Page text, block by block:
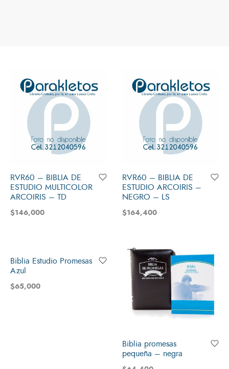
RVR60 – BIBLIA DE
ESTUDIO MULTICOLOR
ARCOIRIS – TD
$146,000
RVR60 – BIBLIA DE
ESTUDIO ARCOIRIS –
NEGRO – LS
$164,400
Biblia Estudio Promesas
Azul
$65,000
Biblia promesas
pequeña – negra